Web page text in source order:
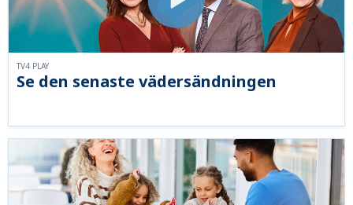
Se den senaste vädersändningen
TV4 PLAY